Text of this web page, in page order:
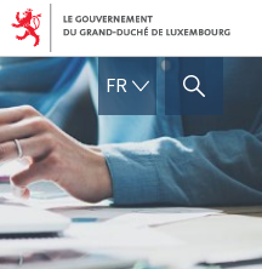
FRFRANÇAIS
AFFICHER / MASQUER